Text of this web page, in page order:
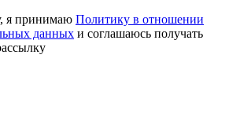
я принимаю Политику в отношении
данных и соглашаюсь получать